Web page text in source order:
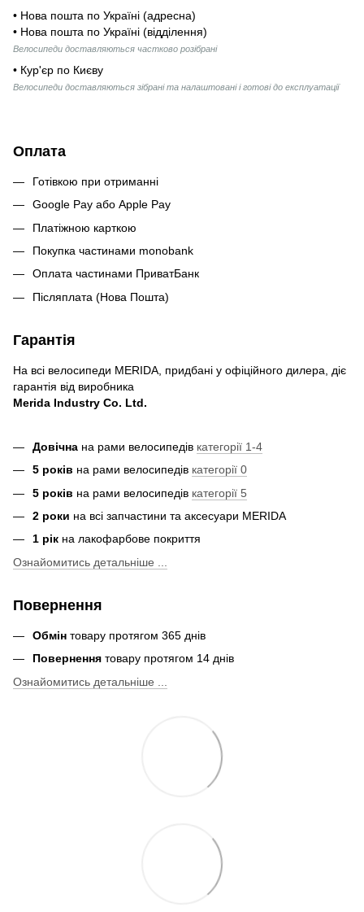
• Нова пошта по Україні (адресна)
• Нова пошта по Україні (відділення)
Велосипеди доставляються частково розібрані
• Кур'єр по Києву
Велосипеди доставляються зібрані та налаштовані і готові до експлуатації
Оплата
Готівкою при отриманні
Google Pay або Apple Pay
Платіжною карткою
Покупка частинами monobank
Оплата частинами ПриватБанк
Післяплата (Нова Пошта)
Гарантія
На всі велосипеди MERIDA, придбані у офіційного дилера, діє
гарантія від виробника
Merida Industry Co. Ltd.
Довічна на рами велосипедів категорії 1-4
5 років на рами велосипедів категорії 0
5 років на рами велосипедів категорії 5
2 роки на всі запчастини та аксесуари MERIDA
1 рік на лакофарбове покриття
Ознайомитись детальніше ...
Повернення
Обмін товару протягом 365 днів
Повернення товару протягом 14 днів
Ознайомитись детальніше ...